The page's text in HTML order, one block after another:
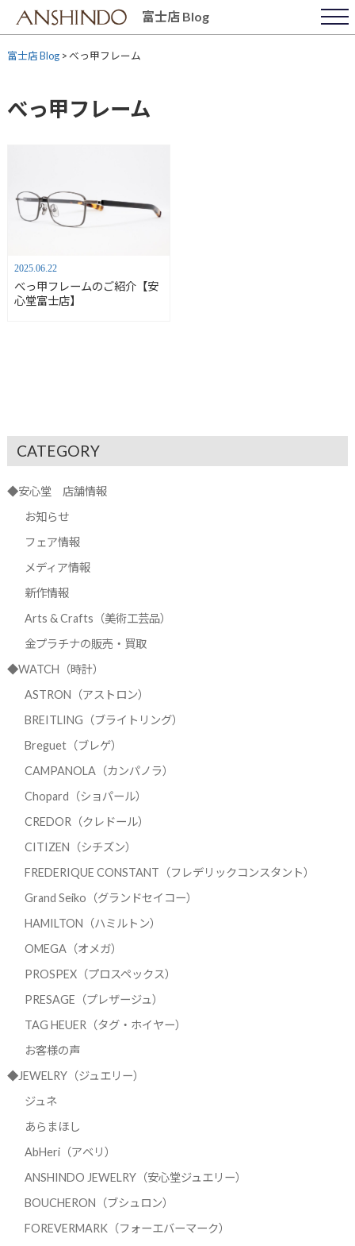
content
富士店 Blog
富士店 Blog>べっ甲フレーム
べっ甲フレーム
2025.06.22
べっ甲フレームのご紹介【安
心堂富士店】
CATEGORY
◆安心堂 店舗情報
お知らせ
フェア情報
メディア情報
新作情報
Arts & Crafts（美術工芸品）
金プラチナの販売・買取
◆WATCH（時計）
ASTRON（アストロン）
BREITLING（ブライトリング）
Breguet（ブレゲ）
CAMPANOLA（カンパノラ）
Chopard（ショパール）
CREDOR（クレドール）
CITIZEN（シチズン）
FREDERIQUE CONSTANT（フレデリックコンスタント）
Grand Seiko（グランドセイコー）
HAMILTON（ハミルトン）
OMEGA（オメガ）
PROSPEX（プロスペックス）
PRESAGE（プレザージュ）
TAG HEUER（タグ・ホイヤー）
お客様の声
◆JEWELRY（ジュエリー）
ジュネ
あらまほし
AbHeri（アベリ）
ANSHINDO JEWELRY（安心堂ジュエリー）
BOUCHERON（ブシュロン）
FOREVERMARK（フォーエバーマーク）